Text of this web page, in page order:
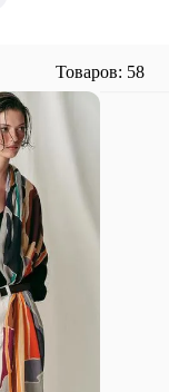
Товаров: 58